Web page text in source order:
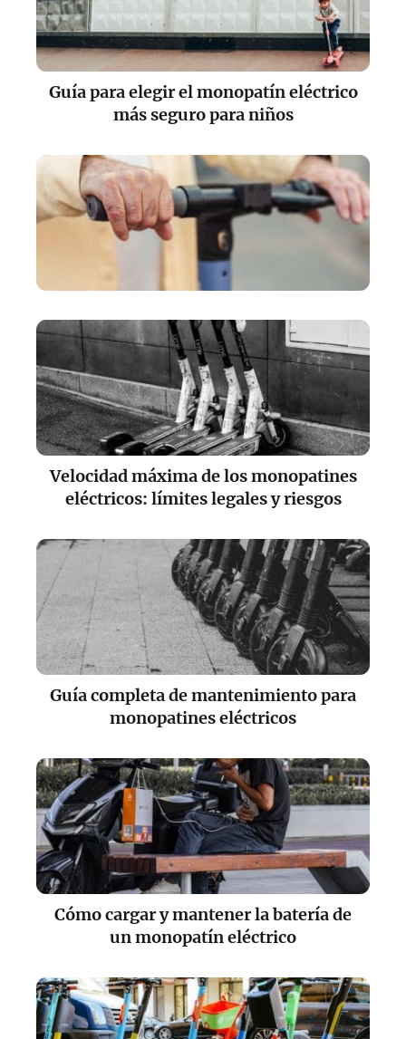
Guía para elegir el monopatín eléctrico
más seguro para niños
Velocidad máxima de los monopatines
eléctricos: límites legales y riesgos
Guía completa de mantenimiento para
monopatines eléctricos
Cómo cargar y mantener la batería de
un monopatín eléctrico